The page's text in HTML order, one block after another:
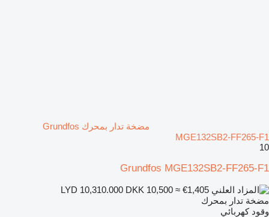
مضخة تدار بمحرك Grundfos
MGE132SB2-FF265-F1
10
Grundfos MGE132SB2-FF265-F1
DKK 10,500 ≈ €1,405
مضخة تدار بمحرك
وقود كهربائي